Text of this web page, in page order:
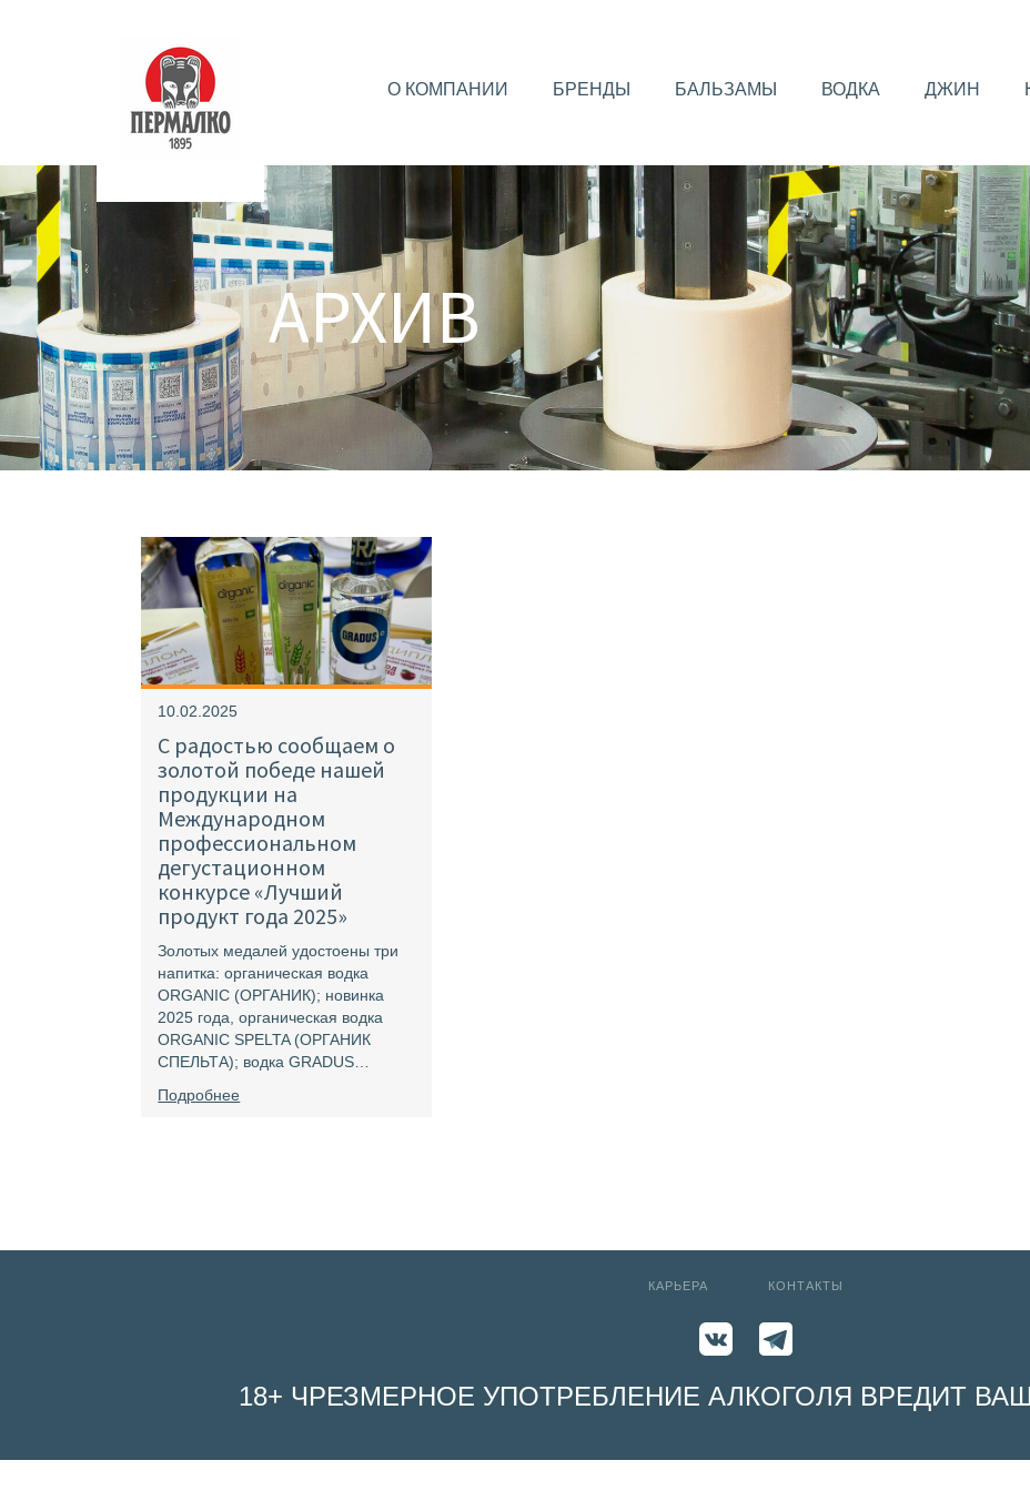
О КОМПАНИИ БРЕНДЫ БАЛЬЗАМЫ ВОДКА ДЖИН
АРХИВ
10.02.2025
С радостью сообщаем о
золотой победе нашей
продукции на
Международном
профессиональном
дегустационном
конкурсе «Лучший
продукт года 2025»
Золотых медалей удостоены три
напитка: органическая водка
ORGANIC (ОРГАНИК); новинка
2025 года, органическая водка
ORGANIC SPELTA (ОРГАНИК
СПЕЛЬТА); водка GRADUS…
Подробнее
КАРЬЕРА КОНТАКТЫ
18+ ЧРЕЗМЕРНОЕ УПОТРЕБЛЕНИЕ АЛКОГОЛЯ ВРЕДИТ